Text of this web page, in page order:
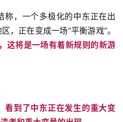
称，一个多极化的中东正在出
，正在变成一场“平衡游戏”。
这将是一场有着新规则的新游
看到了中东正在发生的重大变